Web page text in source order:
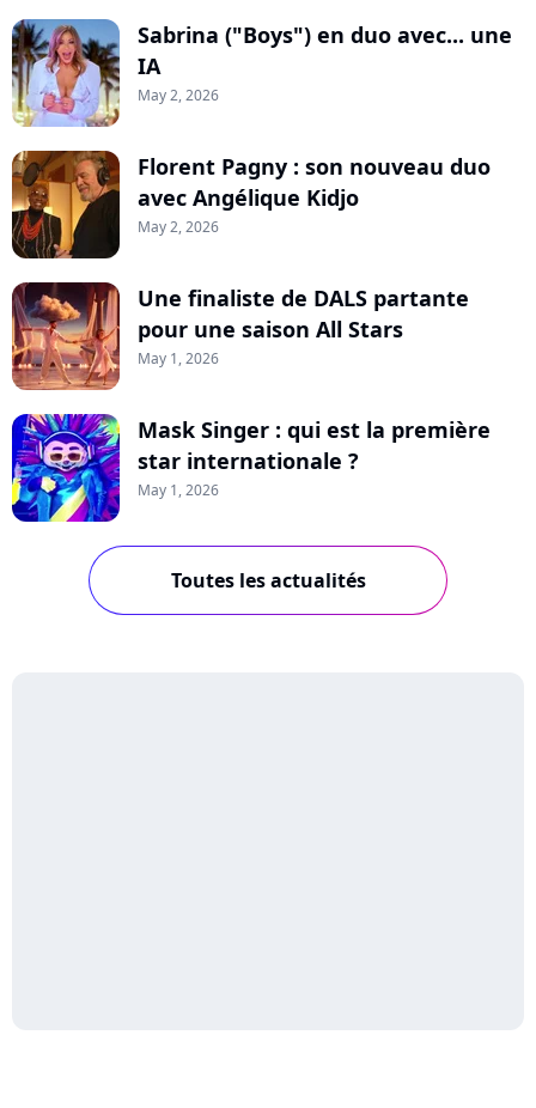
Sabrina ("Boys") en duo avec... une
IA
May 2, 2026
Florent Pagny : son nouveau duo
avec Angélique Kidjo
May 2, 2026
Une finaliste de DALS partante
pour une saison All Stars
May 1, 2026
Mask Singer : qui est la première
star internationale ?
May 1, 2026
Toutes les actualités